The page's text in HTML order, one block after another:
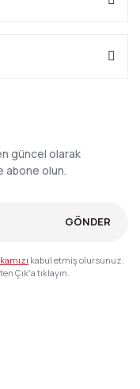
güncel olarak
abone olun.
GÖNDER
kabul etmiş olursunuz.
Çık'a tıklayın.